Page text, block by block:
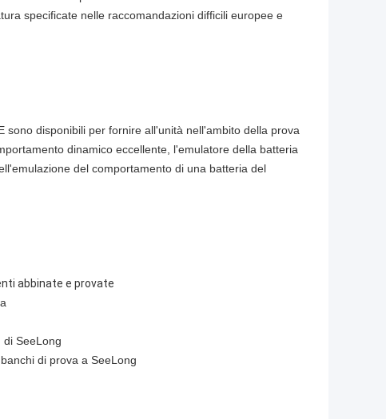
specificate nelle raccomandazioni difficili europee e
sono disponibili per fornire all'unità nell'ambito della prova
dinamico eccellente, l'emulatore della batteria
del comportamento di una batteria del
abbinate e provate
SeeLong
di prova a SeeLong